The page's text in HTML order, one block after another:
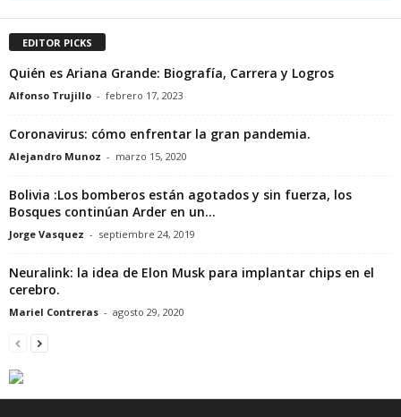
EDITOR PICKS
Quién es Ariana Grande: Biografía, Carrera y Logros
Alfonso Trujillo - febrero 17, 2023
Coronavirus: cómo enfrentar la gran pandemia.
Alejandro Munoz - marzo 15, 2020
Bolivia :Los bomberos están agotados y sin fuerza, los
Bosques continúan Arder en un...
Jorge Vasquez - septiembre 24, 2019
Neuralink: la idea de Elon Musk para implantar chips en el
cerebro.
Mariel Contreras - agosto 29, 2020